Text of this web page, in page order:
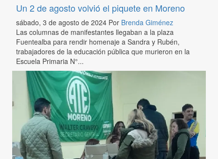
Un 2 de agosto volvió el piquete en Moreno
sábado, 3 de agosto de 2024 Por Brenda Giménez
Las columnas de manifestantes llegaban a la plaza
Fuentealba para rendir homenaje a Sandra y Rubén,
trabajadores de la educación pública que murieron en la
Escuela Primaria N°...